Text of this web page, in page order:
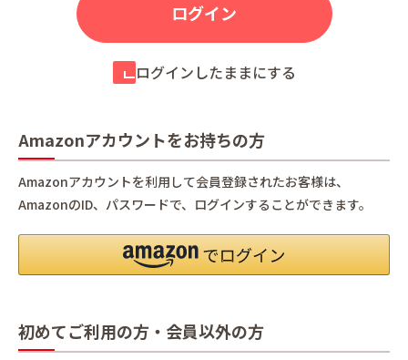
ログインしたままにする
Amazonアカウントをお持ちの方
Amazonアカウントを利用して会員登録されたお客様は、
AmazonのID、パスワードで、ログインすることができます。
初めてご利用の方・会員以外の方